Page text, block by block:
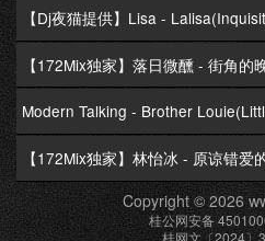
Modern Talking - Brother
Copyright © 2026
桂公网安备
桂网文〔2024〕